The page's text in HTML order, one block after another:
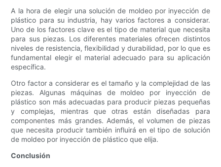
A la hora de elegir una solución de moldeo por inyección de
plástico para su industria, hay varios factores a considerar.
Uno de los factores clave es el tipo de material que necesita
para sus piezas. Los diferentes materiales ofrecen distintos
niveles de resistencia, flexibilidad y durabilidad, por lo que es
fundamental elegir el material adecuado para su aplicación
específica.
Otro factor a considerar es el tamaño y la complejidad de las
piezas. Algunas máquinas de moldeo por inyección de
plástico son más adecuadas para producir piezas pequeñas
y complejas, mientras que otras están diseñadas para
componentes más grandes. Además, el volumen de piezas
que necesita producir también influirá en el tipo de solución
de moldeo por inyección de plástico que elija.
Conclusión